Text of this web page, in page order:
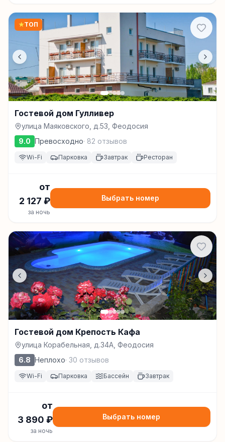
★ТОП
Гостевой дом Гулливер
улица Маяковского, д.53, Феодосия
9.0 Превосходно· 82 отзывов
Wi-Fi Парковка Завтрак Ресторан
от
2 127 ₽
за ночь
Выбрать номер
Гостевой дом Крепость Кафа
улица Корабельная, д.34А, Феодосия
6.8 Неплохо· 30 отзывов
Wi-Fi Парковка Бассейн Завтрак
от
3 890 ₽
за ночь
Выбрать номер